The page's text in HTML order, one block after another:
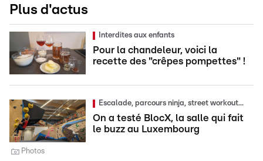
Plus d'actus
Interdites aux enfants
Pour la chandeleur, voici la
recette des "crêpes pompettes" !
Escalade, parcours ninja, street workout...
On a testé BlocX, la salle qui fait
le buzz au Luxembourg
Photos